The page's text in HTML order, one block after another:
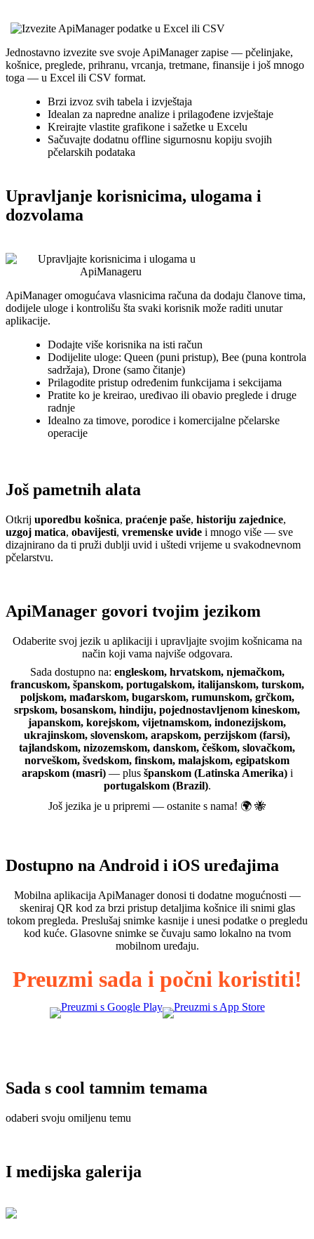
Jednostavno izvezite sve svoje ApiManager zapise — pčelinjake,
košnice, preglede, prihranu, vrcanja, tretmane, finansije i još mnogo
toga — u Excel ili CSV format.
Brzi izvoz svih tabela i izvještaja
Idealan za napredne analize i prilagođene izvještaje
Kreirajte vlastite grafikone i sažetke u Excelu
Sačuvajte dodatnu offline sigurnosnu kopiju svojih
pčelarskih podataka
Upravljanje korisnicima, ulogama i
dozvolama
ApiManager omogućava vlasnicima računa da dodaju članove tima,
dodijele uloge i kontrolišu šta svaki korisnik može raditi unutar
aplikacije.
Dodajte više korisnika na isti račun
Dodijelite uloge: Queen (puni pristup), Bee (puna kontrola
sadržaja), Drone (samo čitanje)
Prilagodite pristup određenim funkcijama i sekcijama
Pratite ko je kreirao, uređivao ili obavio preglede i druge
radnje
Idealno za timove, porodice i komercijalne pčelarske
operacije
Još pametnih alata
Otkrij uporedbu košnica, praćenje paše, historiju zajednice,
uzgoj matica, obavijesti, vremenske uvide i mnogo više — sve
dizajnirano da ti pruži dublji uvid i uštedi vrijeme u svakodnevnom
pčelarstvu.
ApiManager govori tvojim jezikom
Odaberite svoj jezik u aplikaciji i upravljajte svojim košnicama na
način koji vama najviše odgovara.
Sada dostupno na: engleskom, hrvatskom, njemačkom,
francuskom, španskom, portugalskom, italijanskom, turskom,
poljskom, mađarskom, bugarskom, rumunskom, grčkom,
srpskom, bosanskom, hindiju, pojednostavljenom kineskom,
japanskom, korejskom, vijetnamskom, indonezijskom,
ukrajinskom, slovenskom, arapskom, perzijskom (farsi),
tajlandskom, nizozemskom, danskom, češkom, slovačkom,
norveškom, švedskom, finskom, malajskom, egipatskom
arapskom (masri)— plus španskom (Latinska Amerika)i
portugalskom (Brazil).
Još jezika je u pripremi — ostanite s nama! 🌍 🐝
Dostupno na Android i iOS uređajima
Mobilna aplikacija ApiManager donosi ti dodatne mogućnosti —
skeniraj QR kod za brzi pristup detaljima košnice ili snimi glas
tokom pregleda. Preslušaj snimke kasnije i unesi podatke o pregledu
kod kuće. Glasovne snimke se čuvaju samo lokalno na tvom
mobilnom uređaju.
Preuzmi sada i počni koristiti!
Sada s cool tamnim temama
odaberi svoju omiljenu temu
I medijska galerija